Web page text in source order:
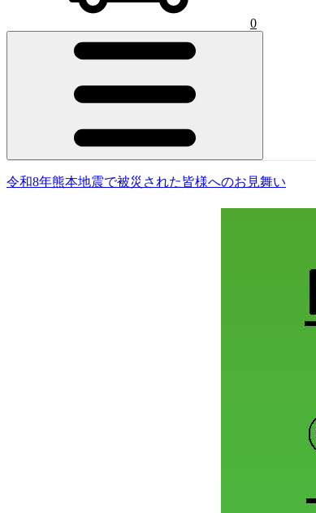
0
令和8年熊本地震で被災された皆様へのお見舞い